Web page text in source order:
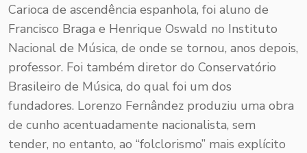
Carioca de ascendência espa­nhola, foi aluno de
Francisco Braga e Henrique Oswald no Instituto
Nacional de Música, de onde se tornou, anos depois,
professor. Foi também diretor do Conser­vatório
Brasileiro de Música, do qual foi um dos
fundadores. Lorenzo Fernândez produziu uma obra
de cunho acentuada­mente nacionalista, sem
tender, no entanto, ao “folclorismo” mais explícito